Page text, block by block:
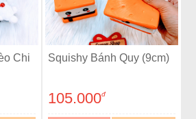
Chi Squishy Bánh Quy (9cm)
105.000đ